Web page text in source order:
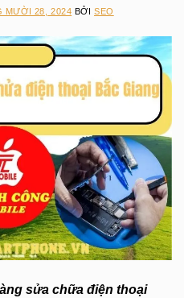
MƯỜI 28, 2024 BỞISEO
sửa chữa điện thoại